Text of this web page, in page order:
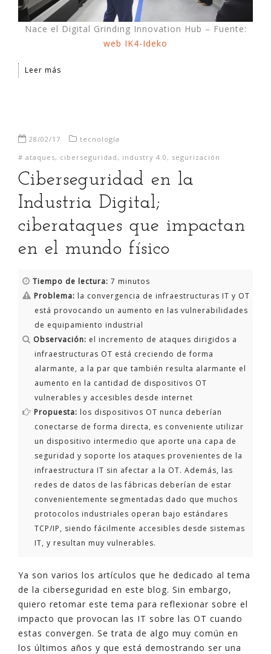
Nace el Digital Grinding Innovation Hub – Fuente:
web IK4-Ideko
Leer más
28/02/17
tecnología
# ataques, ciberseguridad , industry 4.0 , segurización
Ciberseguridad en la
Industria Digital;
ciberataques que impactan
en el mundo físico
Tiempo de lectura: 7 minutos
Problema: la convergencia de infraestructuras IT y OT
está provocando un aumento en las vulnerabilidades
de equipamiento industrial
Observación: el incremento de ataques dirigidos a
infraestructuras OT está creciendo de forma
alarmante, a la par que también resulta alarmante el
aumento en la cantidad de dispositivos OT
vulnerables y accesibles desde internet
Propuesta: los dispositivos OT nunca deberían
conectarse de forma directa, es conveniente utilizar
un dispositivo intermedio que aporte una capa de
seguridad y soporte los ataques provenientes de la
infraestructura IT sin afectar a la OT. Además, las
redes de datos de las fábricas deberían de estar
convenientemente segmentadas dado que muchos
protocolos industriales operan bajo estándares
TCP/IP, siendo fácilmente accesibles desde sistemas
IT, y resultan muy vulnerables.
Ya son varios los artículos que he dedicado al tema
de la ciberseguridad en este blog. Sin embargo,
quiero retomar este tema para reflexionar sobre el
impacto que provocan las IT sobre las OT cuando
estas convergen. Se trata de algo muy común en
los últimos años y que está demostrando ser una